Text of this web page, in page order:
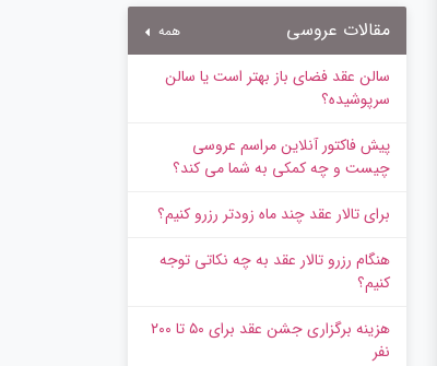
مقالات عروسی همه
سالن عقد فضای باز بهتر است یا سالن
سرپوشیده؟
پیش‌ فاکتور آنلاین مراسم عروسی
چیست و چه کمکی به شما می کند؟
برای تالار عقد چند ماه زودتر رزرو کنیم؟
هنگام رزرو تالار عقد به چه نکاتی توجه
کنیم؟
هزینه برگزاری جشن عقد برای ۵۰ تا ۲۰۰
نفر